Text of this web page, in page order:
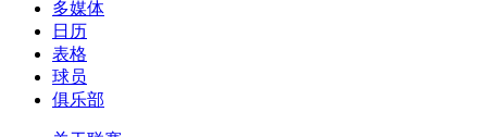
多媒体
日历
表格
球员
俱乐部